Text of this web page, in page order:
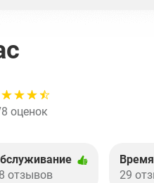
оценок
отзывов
29